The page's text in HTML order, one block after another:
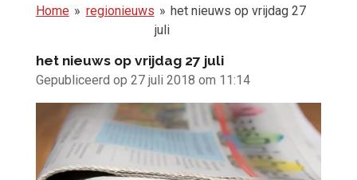
Home » regionieuws » het nieuws op vrijdag 27
juli
het nieuws op vrijdag 27 juli
Gepubliceerd op 27 juli 2018 om 11:14